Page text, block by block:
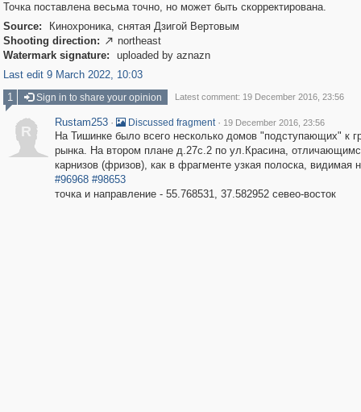
Точка поставлена весьма точно, но может быть скорректирована.
Source:
Кинохроника, снятая Дзигой Вертовым
Shooting direction:  northeast
Watermark signature:
uploaded by aznazn
Last edit 9 March 2022, 10:03
1
Sign in to share your opinion Latest comment: 19 December 2016, 23:56
R
Rustam253 · Discussed fragment · 19 December 2016, 23:56
На Тишинке было всего несколько домов "подступающих" к
рынка. На втором плане д.27с.2 по ул.Красина,
карнизов (фризов), как в фрагменте узкая полоска, видимая
#96968 #98653
точка и направление - 55.768531, 37.582952 севео-восток